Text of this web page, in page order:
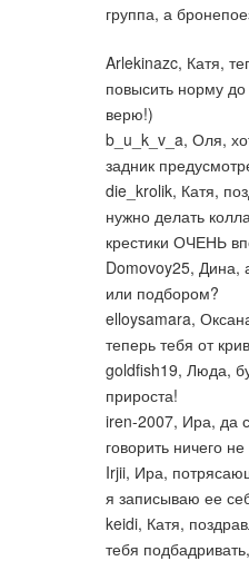
группа, а
Arlekinazc, Катя,
повысить норму
верю!)
b_u_k_v_a, Оля,
задник
die_krolik, Катя,
нужно делать
крестики ОЧЕНЬ
Domovoy25,
или подбором?
elloysamara,
теперь тебя от
goldfish19, Люда,
прироста!
iren-2007, Ира, да
говорить ничего
Irjii, Ира,
я записываю ее
keidi, Катя,
тебя